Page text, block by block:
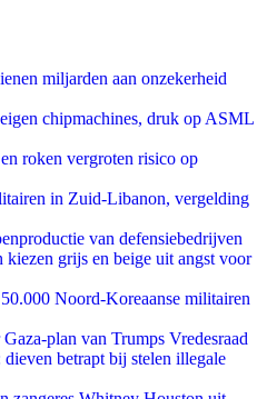
miljarden aan onzekerheid
chipmachines, druk op ASML
roken vergroten risico op
in Zuid-Libanon, vergelding
van defensiebedrijven
kiezen grijs en beige uit angst voor
Noord-Koreaanse militairen
plan van Trumps Vredesraad
betrapt bij stelen illegale